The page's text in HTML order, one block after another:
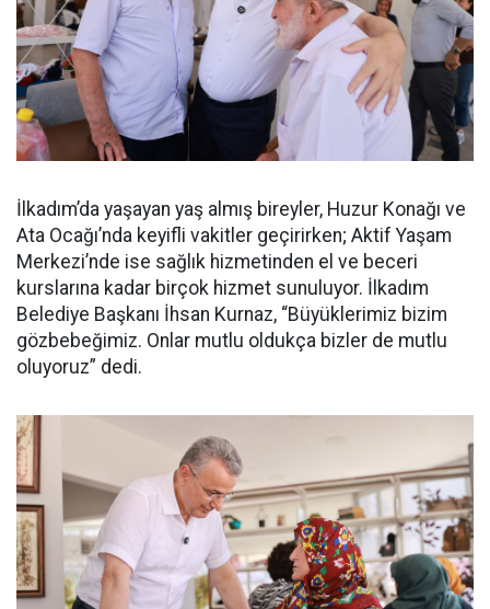
İlkadım’da yaşayan yaş almış bireyler, Huzur Konağı ve
Ata Ocağı’nda keyifli vakitler geçirirken; Aktif Yaşam
Merkezi’nde ise sağlık hizmetinden el ve beceri
kurslarına kadar birçok hizmet sunuluyor. İlkadım
Belediye Başkanı İhsan Kurnaz, “Büyüklerimiz bizim
gözbebeğimiz. Onlar mutlu oldukça bizler de mutlu
oluyoruz” dedi.